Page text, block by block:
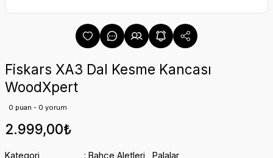
Fiskars XA3 Dal Kesme Kancası
WoodXpert
0 puan - 0 yorum
2.999,00₺
Kategori Bahçe Aletleri
Palalar